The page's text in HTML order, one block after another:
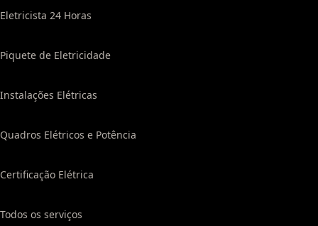
Eletricista 24 Horas
Piquete de Eletricidade
Instalações Elétricas
Quadros Elétricos e Potência
Certificação Elétrica
Todos os serviços